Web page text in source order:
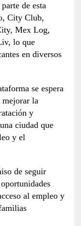
de esta
City Club,
Mex Log,
lo que
en diversos
se espera
la
y
ciudad que
y el
de seguir
al empleo y